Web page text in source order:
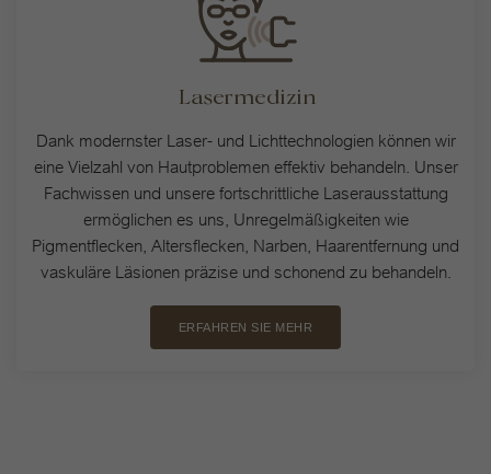
Lasermedizin
Dank modernster Laser- und Lichttechnologien können wir
eine Vielzahl von Hautproblemen effektiv behandeln. Unser
Fachwissen und unsere fortschrittliche Laserausstattung
ermöglichen es uns, Unregelmäßigkeiten wie
Pigmentflecken, Altersflecken, Narben, Haarentfernung und
vaskuläre Läsionen präzise und schonend zu behandeln.
ERFAHREN SIE MEHR